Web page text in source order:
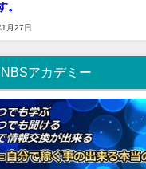
。
月27日
アカデミー